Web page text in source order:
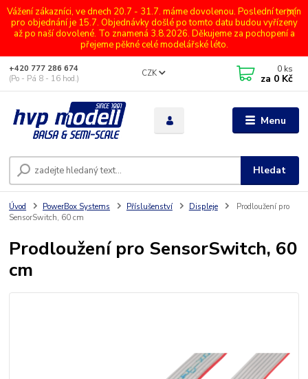
Vážení zákazníci, ve dnech 20.7 - 31.7. máme dovolenou. Poslední termín
pro objednání je 15.7. Objednávky došlé po tomto datu budou vyřízeny
až po naší dovolené. To znamená 3.8.2026. Děkujeme za pochopení a
přejeme pěkné celé modelářské léto.
Menu
CZK
Hledat
+420 777 286 674
(Po - Pá 8 - 16 hod.)
0 ks
za 0 Kč
Úvod PowerBox Systems Příslušenství Displeje
Prodloužení pro
SensorSwitch, 60 cm
Prodloužení pro SensorSwitch, 60
cm